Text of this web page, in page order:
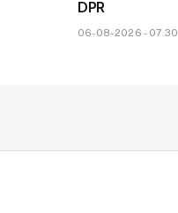
DPR
06-08-2026 - 07.30